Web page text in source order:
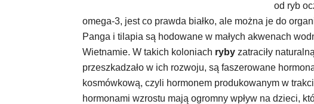
od ryb
omega-3, jest co prawda białko, ale można je do
Panga i tilapia są hodowane w małych akwenach
Wietnamie. W takich koloniach ryby zatraciły
przeszkadzało w ich rozwoju, są faszerowane
kosmówkową, czyli hormonem produkowanym w
hormonami wzrostu mają ogromny wpływ na dzieci,